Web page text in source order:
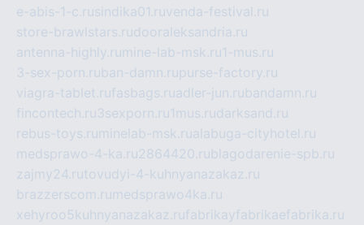
e-abis-1-c.rusindika01.ruvenda-festival.ru
store-brawlstars.rudooraleksandria.ru
antenna-highly.ru mine-lab-msk.ru1-mus.ru
3-sex-porn.ruban-damn.rupurse-factory.ru
viagra-tablet.rufasbags.ruadler-jun.rubandamn.ru
fincontech.ru3sexporn.ru1mus.rudarksand.ru
rebus-toys.ru minelab-msk.rualabuga-cityhotel.ru
medsprawo-4-ka.ru2864420.rublagodarenie-spb.ru
zajmy24.rutovudyi-4-kuhnyanazakaz.ru
brazzerscom.ru medsprawo4ka.ru
xehyroo5kuhnyanazakaz.rufabrikayfabrikaefabrika.ru